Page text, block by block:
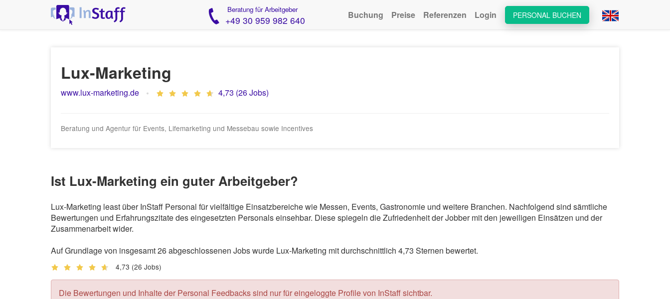
Beratung für Arbeitgeber
+49 30 959 982 640 PERSONAL BUCHEN
Buchung Preise Referenzen Login
Lux-Marketing
www.lux-marketing.de 4,73 (26 Jobs)
Beratung und Agentur für Events, Lifemarketing und Messebau sowie Incentives
Ist Lux-Marketing ein guter Arbeitgeber?
Lux-Marketing least über InStaff Personal für vielfältige Einsatzbereiche wie Messen, Events, Gastronomie und weitere Branchen. Nachfolgend sind sämtliche
Bewertungen und Erfahrungszitate des eingesetzten Personals einsehbar. Diese spiegeln die Zufriedenheit der Jobber mit den jeweiligen Einsätzen und der
Zusammenarbeit wider.
Auf Grundlage von insgesamt 26 abgeschlossenen Jobs wurde Lux-Marketing mit durchschnittlich 4,73 Sternen bewertet.
4,73 (26 Jobs)
Die Bewertungen und Inhalte der Personal Feedbacks sind nur für eingeloggte Profile von InStaff sichtbar.